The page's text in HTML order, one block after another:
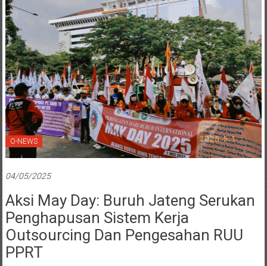
O-NEWS
04/05/2025
Aksi May Day: Buruh Jateng Serukan
Penghapusan Sistem Kerja
Outsourcing Dan Pengesahan RUU
PPRT